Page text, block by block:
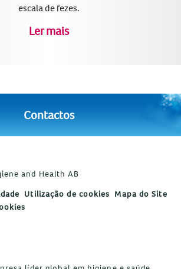
escala de fezes.
Ler mais
Contactos
and Health AB
Utilização de cookies Mapa do Site